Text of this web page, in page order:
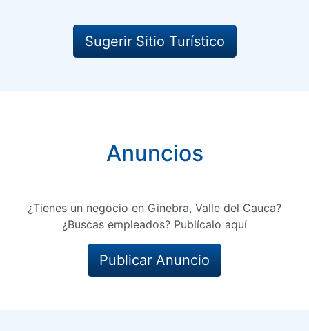
Sugerir Sitio Turístico
Anuncios
¿Tienes un negocio en Ginebra, Valle del Cauca?
¿Buscas empleados? Publícalo aquí
Publicar Anuncio